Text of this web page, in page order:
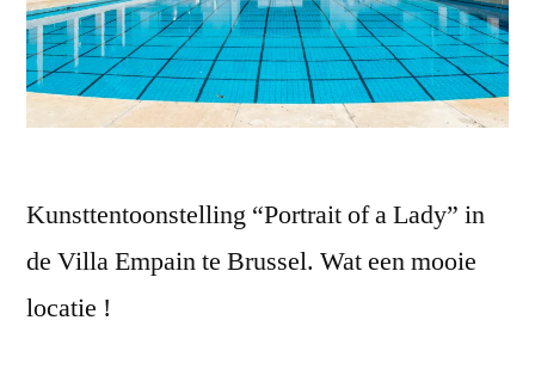
Kunsttentoonstelling “Portrait of a Lady” in
de Villa Empain te Brussel. Wat een mooie
locatie !